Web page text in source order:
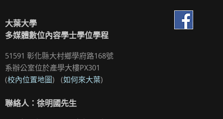
大葉大學
多媒體數位內容學士學位學程
51591 彰化縣大村鄉學府路168號
系辦公室位於產學大樓PX301
(校內位置地圖 ) (如何來大葉)
聯絡人：徐明國先生